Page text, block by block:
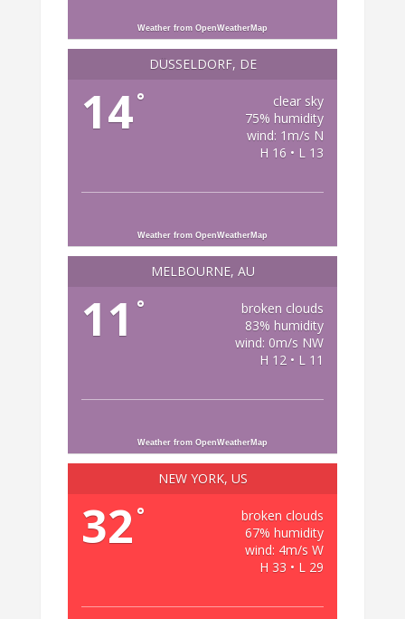
Weather from OpenWeatherMap
DÜSSELDORF, DE
14°
clear sky
75% humidity
wind: 1m/s N
H 16 • L 13
Weather from OpenWeatherMap
MELBOURNE, AU
11 °
broken clouds
83% humidity
wind: 0m/s NW
H 12 • L 11
Weather from OpenWeatherMap
NEW YORK, US
32 °
broken clouds
67% humidity
wind: 4m/s W
H 33 • L 29